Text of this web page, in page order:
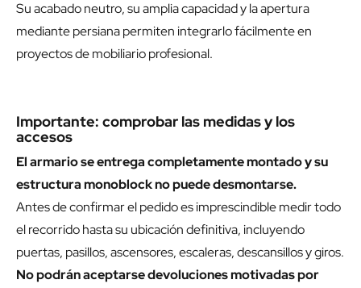
Su acabado neutro, su amplia capacidad y la apertura
mediante persiana permiten integrarlo fácilmente en
proyectos de mobiliario profesional.
Importante: comprobar las medidas y los
accesos
El armario se entrega completamente montado y su
estructura monoblock no puede desmontarse.
Antes de confirmar el pedido es imprescindible medir todo
el recorrido hasta su ubicación definitiva, incluyendo
puertas, pasillos, ascensores, escaleras, descansillos y giros.
No podrán aceptarse devoluciones motivadas por